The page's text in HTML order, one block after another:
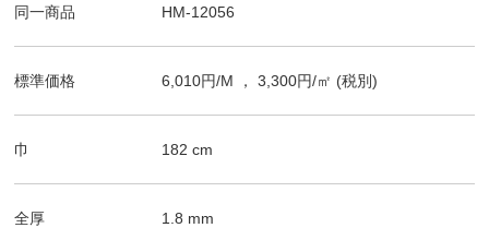
同一商品 HM-12056
標準価格 6,010円/M ，3,300円/㎡ (税別)
巾 182 cm
全厚 1.8 mm